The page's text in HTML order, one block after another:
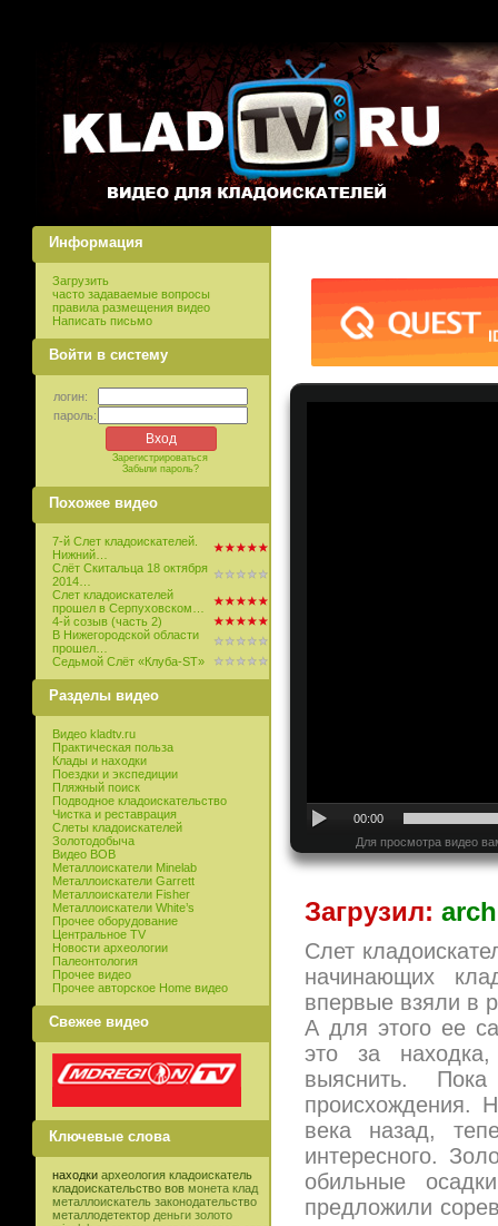
Информация
Загрузить
часто задаваемые вопросы
правила размещения видео
Написать письмо
Войти в систему
логин:
пароль:
Зарегистрироваться
Забыли пароль?
Похожее видео
7-й Слет кладоискателей.
Нижний…
Слёт Скитальца 18 октября
2014…
Слет кладоискателей
прошел в Серпуховском…
4-й созыв (часть 2)
В Нижегородской области
прошел…
Седьмой Слёт «Клуба-ST»
Разделы видео
Видео kladtv.ru
Практическая польза
Клады и находки
Поездки и экспедиции
Пляжный поиск
Подводное кладоискательство
Чистка и реставрация
Слеты кладоискателей
Золотодобыча
Видео ВОВ
Металлоискатели Minelab
Металлоискатели Garrett
Металлоискатели Fisher
Металлоискатели White’s
Прочее оборудование
Центральное TV
Новости археологии
Палеонтология
Прочее видео
Прочее авторское Home видео
Свежее видео
Ключевые слова
находки археология кладоискатель
кладоискательство вов монета клад
металлоискатель законодательство
металлодетектор деньги золото
00:00
Для просмотра видео
Загрузил:
Слет
начинающих
впервые взяли в
А для этого ее
это за
выяснить.
происхождения.
века назад,
интересного.
обильные
предложили